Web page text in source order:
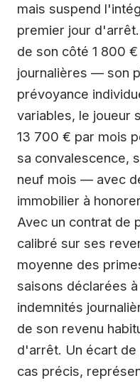
mais suspend
premier jour
de son côté 1 800
journalières — son
prévoyance
variables, le joueur
13 700 € par mois
sa convalescence,
neuf mois — avec
immobilier à
Avec un contrat de
calibré sur ses
moyenne des
saisons déclarées
indemnités
de son revenu
d'arrêt. Un écart
cas précis,